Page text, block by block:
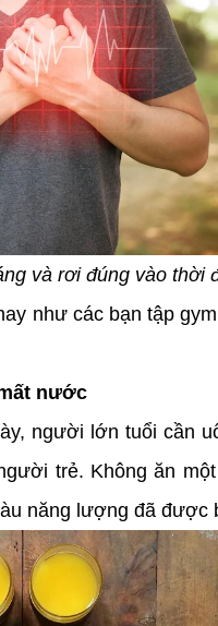
và rơi đúng vào thời
như các bạn tập
nước
người lớn tuổi cần
trẻ. Không ăn
năng lượng đã được